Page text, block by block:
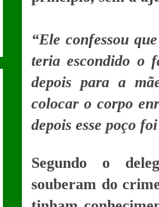
“Ele confessou
teria escondido o
depois para a
colocar o corpo
depois esse poço
Segundo o
souberam do